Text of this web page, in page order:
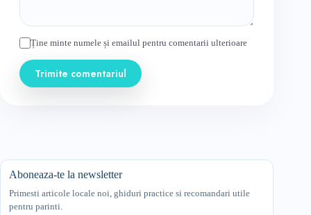
Ține minte numele și emailul pentru comentarii ulterioare
Trimite comentariul
Aboneaza-te la newsletter
Primesti articole locale noi, ghiduri practice si recomandari utile
pentru parinti.